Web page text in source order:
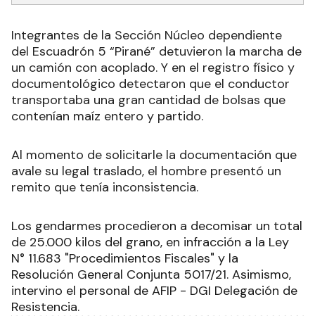
Integrantes de la Sección Núcleo dependiente
del Escuadrón 5 “Pirané” detuvieron la marcha de
un camión con acoplado. Y en el registro físico y
documentológico detectaron que el conductor
transportaba una gran cantidad de bolsas que
contenían maíz entero y partido.
Al momento de solicitarle la documentación que
avale su legal traslado, el hombre presentó un
remito que tenía inconsistencia.
Los gendarmes procedieron a decomisar un total
de 25.000 kilos del grano, en infracción a la Ley
N° 11.683 "Procedimientos Fiscales" y la
Resolución General Conjunta 5017/21. Asimismo,
intervino el personal de AFIP - DGI Delegación de
Resistencia.